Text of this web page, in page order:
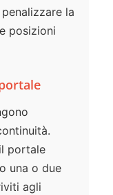
la
posizioni
portale
una o due
agli